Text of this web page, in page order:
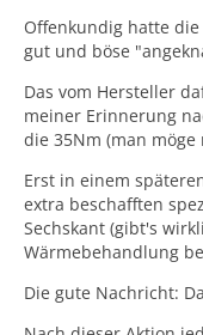
Offenkundig hatte
gut und böse
Das vom Hersteller
meiner Erinnerung
die 35Nm (man
Erst in einem
extra beschafften
Sechskant (gibt's
Wärmebehandlung
Die gute Nachricht: